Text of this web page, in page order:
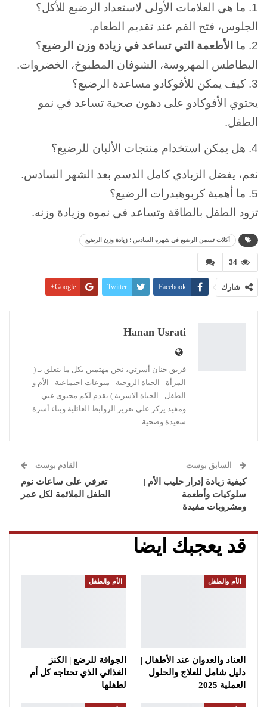
1. ما هي العلامات الأولى لاستعداد الرضيع للأكل؟
الجلوس، فتح الفم عند تقديم الطعام.
2. ما
الأطعمة التي تساعد في زيادة وزن الرضيع؟
البطاطس المهروسة، الشوفان المطبوخ، الخضروات.
3. كيف يمكن للأفوكادو مساعدة الرضيع؟
يحتوي الأفوكادو على دهون صحية تساعد في نمو
الطفل.
4. هل يمكن استخدام منتجات الألبان للرضيع؟
نعم، يفضل الزبادي كامل الدسم بعد الشهر السادس.
5. ما أهمية كربوهيدرات الرضيع؟
تزود الطفل بالطاقة وتساعد في نموه وزيادة وزنه.
أكلات تسمن الرضيع في شهره السادس ؛ زيادة وزن الرضيع
34
شارك Facebook
Twitter
Google+
Linkedin
Hanan Usrati
فريق حنان أسرتي، نحن مهتمين بكل ما يتعلق بـ (
المرأة - الحياة الزوجية - منوعات اجتماعية - الأم و
الطفل - الحياة الاسرية ) نقدم لكم محتوى غني
ومفيد يركز على تعزيز الروابط العائلية وبناء أسرة
سعيدة وصحية
السابق بوست
كيفية زيادة إدرار حليب الأم |
سلوكيات وأطعمة
ومشروبات مفيدة
القادم بوست
تعرفي على ساعات نوم
الطفل الملائمة لكل عمر
قد يعجبك ايضا
الأم والطفل
العناد والعدوان عند الأطفال |
دليل شامل للعلاج والحلول
العملية 2025
الأم والطفل
الجوافة للرضع | الكنز
الغذائي الذي تحتاجه كل أم
لطفلها